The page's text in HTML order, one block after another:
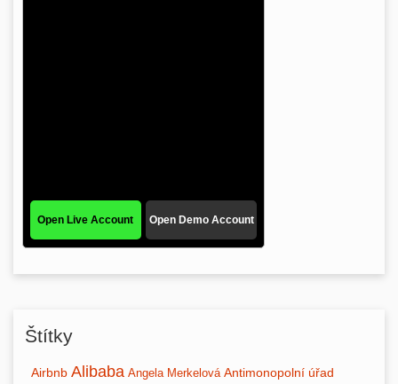
Štítky
Airbnb Alibaba Angela Merkelová Antimonopolní úřad